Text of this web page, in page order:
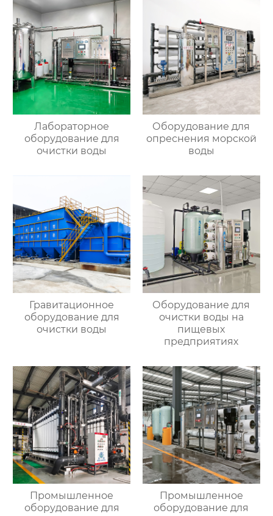
Лабораторное
оборудование для
очистки воды
Оборудование для
опреснения морской
воды
Гравитационное
оборудование для
очистки воды
Оборудование для
очистки воды на
пищевых
предприятиях
Промышленное
оборудование для
Промышленное
оборудование для